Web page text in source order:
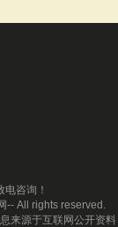
咨询！
-- All rights reserved.
来源于互联网公开资料